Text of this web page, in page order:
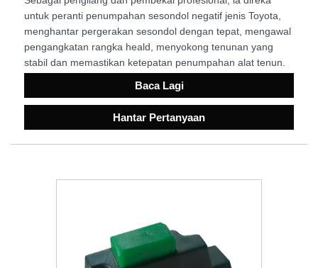
untuk peranti penumpahan sesondol negatif jenis Toyota,
menghantar pergerakan sesondol dengan tepat, mengawal
pengangkatan rangka heald, menyokong tenunan yang
stabil dan memastikan ketepatan penumpahan alat tenun.
Baca Lagi
Hantar Pertanyaan